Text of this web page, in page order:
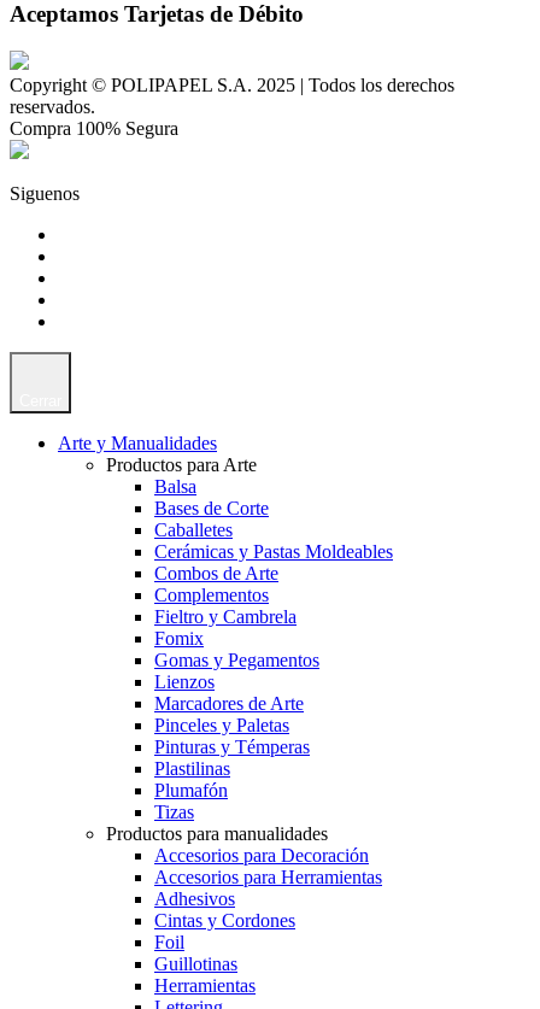
Aceptamos Tarjetas de Débito
Copyright © POLIPAPEL S.A. 2025 | Todos los derechos
reservados.
Compra 100% Segura
Siguenos
Arte y Manualidades
Productos para Arte
Balsa
Bases de Corte
Caballetes
Cerámicas y Pastas Moldeables
Combos de Arte
Complementos
Fieltro y Cambrela
Fomix
Gomas y Pegamentos
Lienzos
Marcadores de Arte
Pinceles y Paletas
Pinturas y Témperas
Plastilinas
Plumafón
Tizas
Productos para manualidades
Accesorios para Decoración
Accesorios para Herramientas
Adhesivos
Cintas y Cordones
Foil
Guillotinas
Herramientas